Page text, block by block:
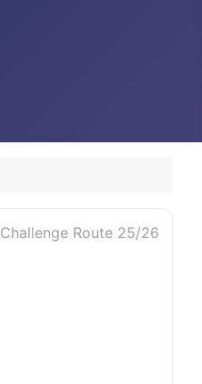
Challenge Route 25/26